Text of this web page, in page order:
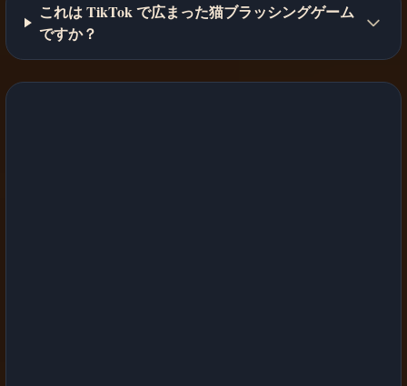
これは TikTok で広まった猫ブラッシングゲーム
ですか？